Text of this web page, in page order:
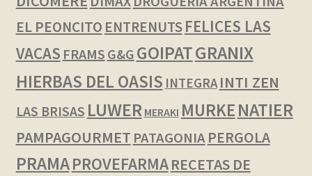
EL PEONCITO ENTRENUTSFELICES LAS
VACAS FRAMS G&G GOIPATGRANIX
HIERBAS DEL OASIS INTEGRA INTI ZEN
LAS BRISAS LUWER MERAKI MURKENATIER
PAMPAGOURMET PATAGONIA PERGOLA
PRAMAPROVEFARMARECETAS DE